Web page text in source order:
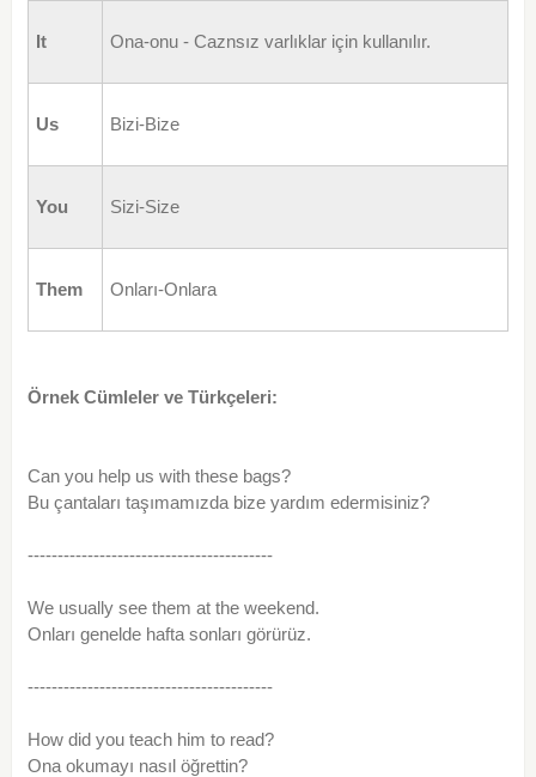
It Ona-onu - Caznsız varlıklar için kullanılır.
Us Bizi-Bize
You Sizi-Size
Them Onları-Onlara
Örnek Cümleler ve Türkçeleri:
Can you help us with these bags?
Bu çantaları taşımamızda bize yardım edermisiniz?
-----------------------------------------
We usually see them at the weekend.
Onları genelde hafta sonları görürüz.
-----------------------------------------
How did you teach him to read?
Ona okumayı nasıl öğrettin?